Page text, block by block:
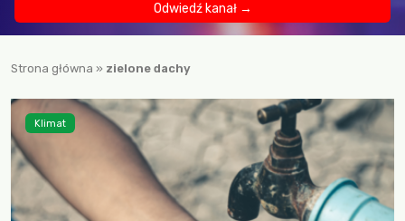
Odwiedź kanał →
Strona główna » zielone dachy
Klimat